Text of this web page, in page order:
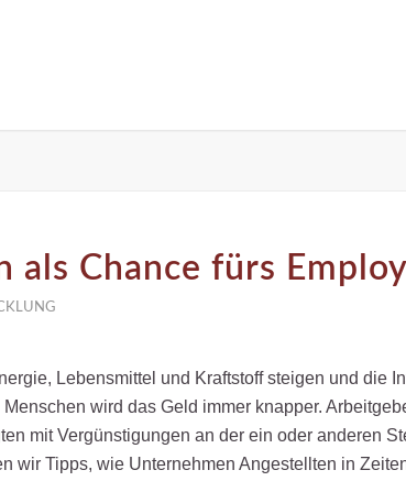
als Chance fürs
Lebensmittel und Kraftstoff steigen und die
wird das Geld immer knapper.
mit Vergünstigungen an der ein oder anderen
wir Tipps, wie Unternehmen Angestellten in